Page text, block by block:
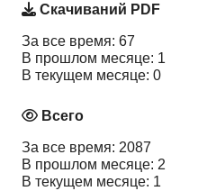
Скачиваний PDF
За все время: 67
В прошлом месяце: 1
В текущем месяце: 0
Всего
За все время: 2087
В прошлом месяце: 2
В текущем месяце: 1